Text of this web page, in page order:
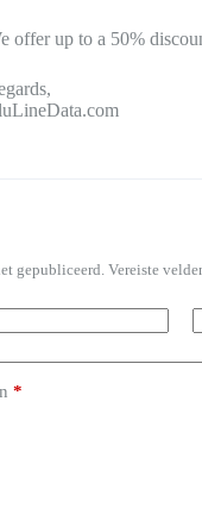
offer up to a 50%
gepubliceerd. Vereiste
*